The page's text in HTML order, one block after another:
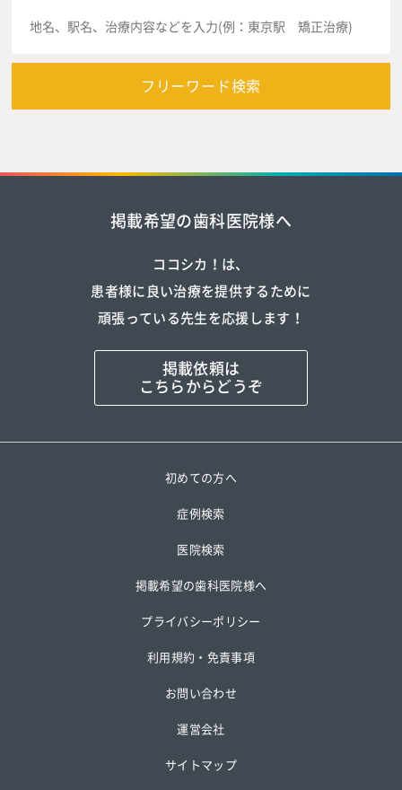
フリーワード検索
掲載希望の歯科医院様へ
ココシカ！は、
患者様に良い治療を提供するために
頑張っている先生を応援します！
掲載依頼は
こちらからどうぞ
初めての方へ
症例検索
医院検索
掲載希望の歯科医院様へ
プライバシーポリシー
利用規約・免責事項
お問い合わせ
運営会社
サイトマップ